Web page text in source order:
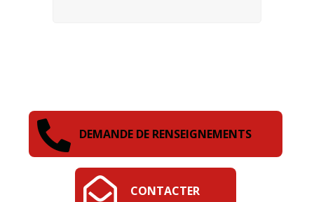
DEMANDE DE RENSEIGNEMENTS
CONTACTER